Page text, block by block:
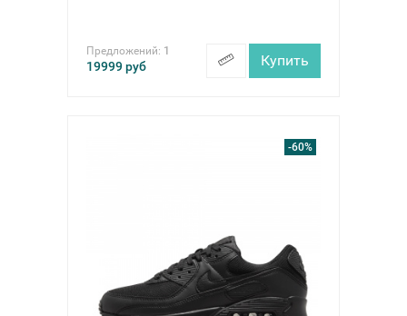
Предложений: 1
19999руб Купить
-60%